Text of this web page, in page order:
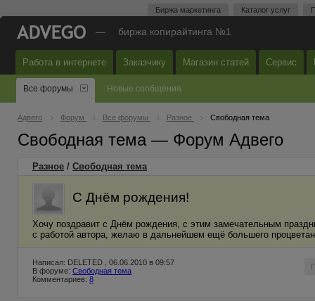
Биржа маркетинга Каталог услуг
— биржа копирайтинга №1
Работа в интернете Заказчику Магазин статей Сервис
Все форумы Новые сообщения
Адвего Форум Все форумы Разное Свободная тема
Свободная тема — Форум Адвего
Разное / Свободная тема
С Днём рождения!
Хочу поздравит с Днём рождения, с этим замечательным
с работой автора, желаю в дальнейшем ещё большего
Написал: DELETED , 06.06.2010 в 09:57
В форуме: Свободная тема
Комментариев: 8